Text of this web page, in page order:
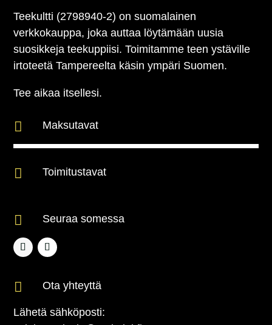
Teekultti (2798940-2) on suomalainen
verkkokauppa, joka auttaa löytämään uusia
suosikkeja teekuppiisi. Toimitamme teen ystäville
irtoteetä Tampereelta käsin ympäri Suomen.
Tee aikaa itsellesi.
 Maksutavat
 Toimitustavat
 Seuraa somessa
 Ota yhteyttä
Lähetä sähköposti: